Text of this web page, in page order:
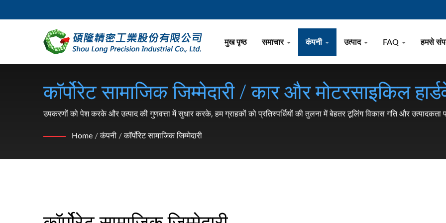
मुख पृष्ठ समाचार कंपनी उत्पाद FAQ हमसे
कॉर्पोरेट सामाजिक जिम्मेदारी / कार और मोटरसाइकिल
रिटेनिंग रिंग, वॉशर, लॉक नट, क्लिप, स्नैप रिंग, पिन)
LONG
उपकरणों को पेश करके और उत्पाद की गुणवत्ता में सुधार करके, हम ग्राहकों को प्रतिस्पर्धियों की तुलना में बेहतर टूलिंग विकास गति और उत्पादकता
Home / कंपनी / कॉर्पोरेट सामाजिक जिम्मेदारी